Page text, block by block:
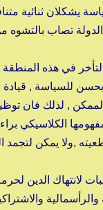
يشكلان ثنائية
تصاب بالتشوه
في هذه المنطقة
للسياسة , قيادة
, لذلك فان
الكلاسيكي
,ولا يمكن لتجمد
لانتهاك الدين